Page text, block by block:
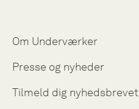
Om Underværker
Presse og nyheder
Tilmeld dig nyhedsbrevet